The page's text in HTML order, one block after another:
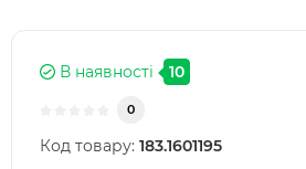
В наявності 10
0
Код товару: 183.1601195